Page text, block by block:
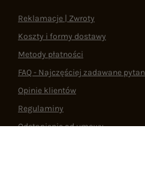
Reklamacje | Zwroty
Koszty i formy dostawy
Metody płatności
FAQ - Najczęściej zadawane
Opinie klientów
Regulaminy
Odstąpienie od umowy